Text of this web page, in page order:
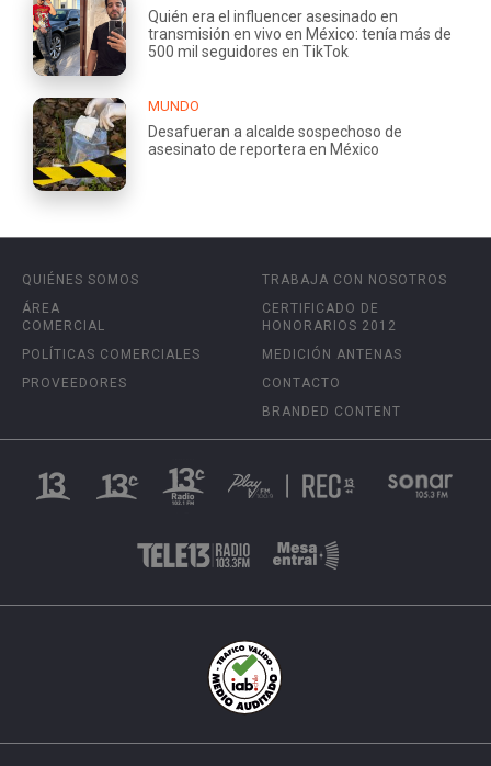
Quién era el influencer asesinado en
transmisión en vivo en México: tenía más de
500 mil seguidores en TikTok
MUNDO
Desafueran a alcalde sospechoso de
asesinato de reportera en México
QUIÉNES SOMOS
ÁREA
COMERCIAL
POLÍTICAS COMERCIALES
PROVEEDORES
TRABAJA CON NOSOTROS
CERTIFICADO DE
HONORARIOS 2012
MEDICIÓN ANTENAS
CONTACTO
BRANDED CONTENT